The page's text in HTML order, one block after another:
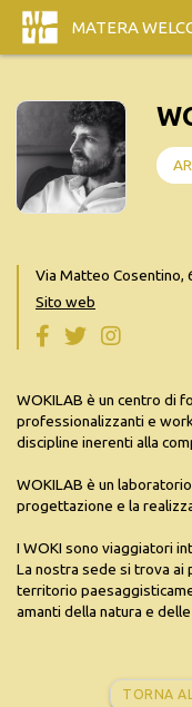
MATERA
Via Matteo Cosentino,
Sito web
WOKILAB è un centro di
professionalizzanti e
discipline inerenti alla
WOKILAB è un
progettazione e la
I WOKI sono viaggiatori
La nostra sede si trova ai
territorio
amanti della natura e
TORNA